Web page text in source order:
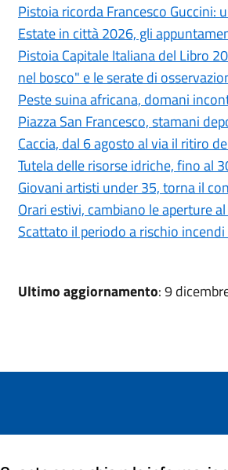
Pistoia ricorda Francesco Guccini:
Estate in città 2026, gli
Pistoia Capitale Italiana del Libro
nel bosco" e le serate di
Peste suina africana, domani
Piazza San Francesco, stamani
Caccia, dal 6 agosto al via il ritiro
Tutela delle risorse idriche, fino al
Giovani artisti under 35, torna il
Orari estivi, cambiano le aperture
Scattato il periodo a rischio
Ultimo aggiornamento: 9